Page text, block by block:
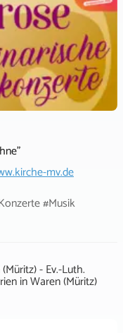
mv.de
#Musik
- Ev.-Luth.
inWaren (Müritz)